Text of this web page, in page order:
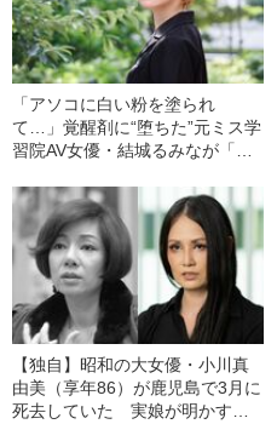
「アソコに白い粉を塗られ
て…」覚醒剤に“堕ちた”元ミス学
習院AV女優・結城るみなが「逮
た」と語るワケ《お嬢様時代の
煩悶》
【独自】昭和の大女優・小川真
由美（享年86）が鹿児島で3月に
死去していた 実娘が明かす